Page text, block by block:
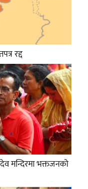
रद्द
मन्दिरमा भक्तजनको